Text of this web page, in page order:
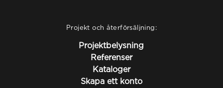
Projekt och återförsäljning:
Projektbelysning
Referenser
Kataloger
Skapa ett konto